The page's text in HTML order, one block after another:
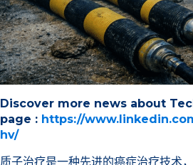
Discover more news about
page : https://
hv/
质子治疗是一种先进的癌症治疗技术